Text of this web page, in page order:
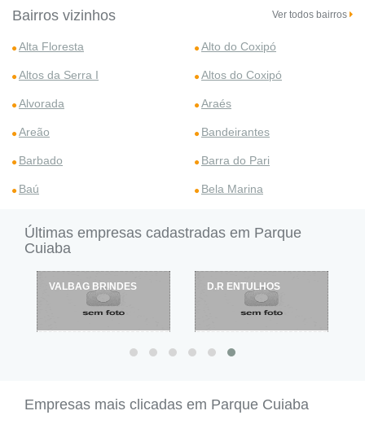
Bairros vizinhos Ver todos bairros
Alta Floresta Alto do Coxipó
Altos da Serra I Altos do Coxipó
Alvorada Araés
Areão Bandeirantes
Barbado Barra do Pari
Baú Bela Marina
Últimas empresas cadastradas em Parque
Cuiaba
VALBAG BRINDES D.R ENTULHOS
Empresas mais clicadas em Parque Cuiaba